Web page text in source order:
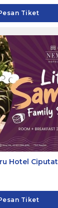
Tiket
Hotel Ciputat
Tiket